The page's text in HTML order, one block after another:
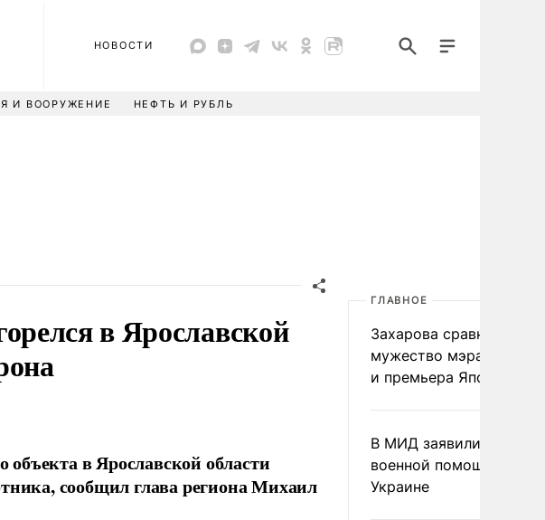
НОВОСТИ
И ВООРУЖЕНИЕ НЕФТЬ И РУБЛЬ
в Ярославской
в Ярославской области
сообщил глава региона Михаил
ГЛАВНОЕ
Захарова сравнила
мужество мэра
и премьера Японии
В МИД заявили о
военной помощи
Украине